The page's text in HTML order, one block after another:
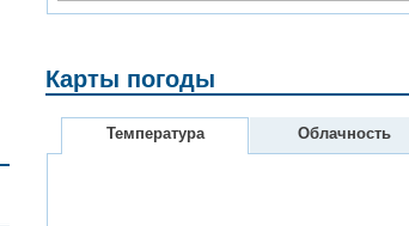
Карты погоды
Температура Облачность